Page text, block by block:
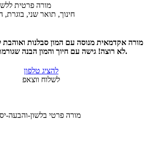
מורה פרטית
חינוך, תואר שני,
מורה אקדמאית מנוסה עם המון סבלנות ואוהבת
לא רוצה! גישה עם חיוך והמון הבנה שגורמת לילד לרצות להצליח.
להציג טלפון
לשלוח ווצאפ